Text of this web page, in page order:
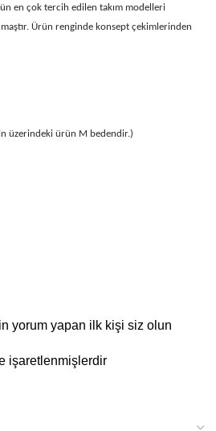
en çok tercih edilen takım modelleri
Ürün renginde konsept çekimlerinden
üzerindeki ürün M bedendir.)
yorum yapan ilk kişi siz olun
işaretlenmişlerdir